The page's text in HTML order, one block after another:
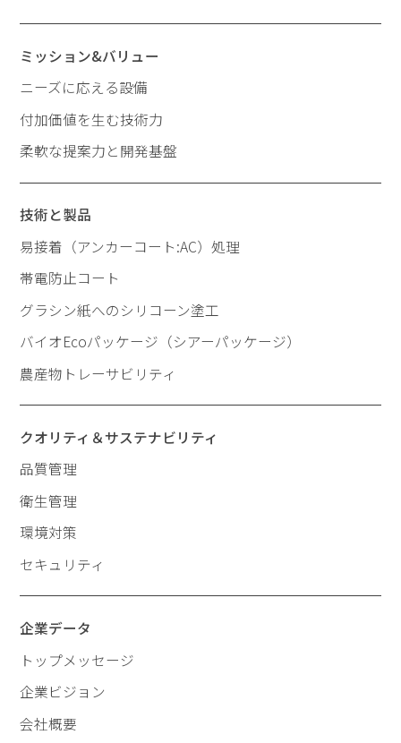
ミッション&バリュー
ニーズに応える設備
付加価値を生む技術力
柔軟な提案力と開発基盤
技術と製品
易接着（アンカーコート:AC）処理
帯電防止コート
グラシン紙へのシリコーン塗工
バイオEcoパッケージ（シアーパッケージ）
農産物トレーサビリティ
クオリティ＆サステナビリティ
品質管理
衛生管理
環境対策
セキュリティ
企業データ
トップメッセージ
企業ビジョン
会社概要